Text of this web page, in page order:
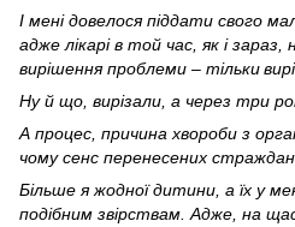
І мені довелося піддати свого
адже лікарі в той час, як і
вирішення проблеми – тільки
Ну й що, вирізали, а через три
А процес, причина хвороби з
чому сенс перенесених
Більше я жодної дитини, а їх у
подібним звірствам. Адже, на